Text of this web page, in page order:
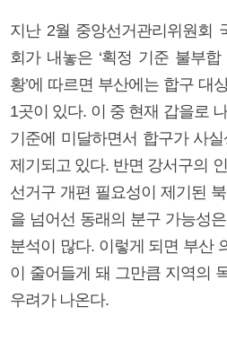
지난 2월 중앙선거관리위원회
회가 내놓은 ‘획정 기준 불부
황’에 따르면 부산에는 합구 대
1곳이 있다. 이 중 현재 갑을로
기준에 미달하면서 합구가 사
제기되고 있다. 반면 강서구의
선거구 개편 필요성이 제기된
을 넘어선 동래의 분구 가능성
분석이 많다. 이렇게 되면 부산
이 줄어들게 돼 그만큼 지역의
우려가 나온다.